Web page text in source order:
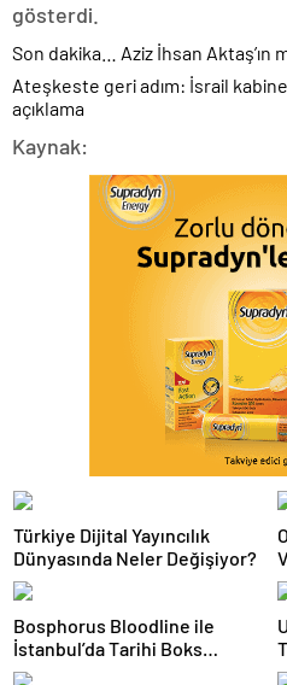
gösterdi.
Son dakika… Aziz İhsan Aktaş’ın
Ateşkeste geri adım: İsrail
açıklama
Kaynak:
Türkiye Dijital Yayıncılık
Dünyasında Neler Değişiyor?
Bosphorus Bloodline ile
İstanbul’da Tarihi Boks
Gecesi